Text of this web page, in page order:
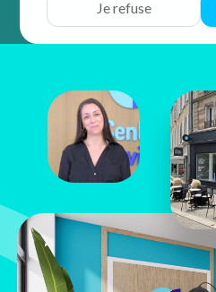
Je refuse
Devis Discuter
Adèle
Josquin